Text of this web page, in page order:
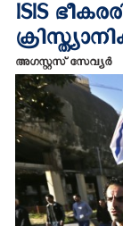
ISIS
അഗസ്റ്റസ് സേവ്യർ